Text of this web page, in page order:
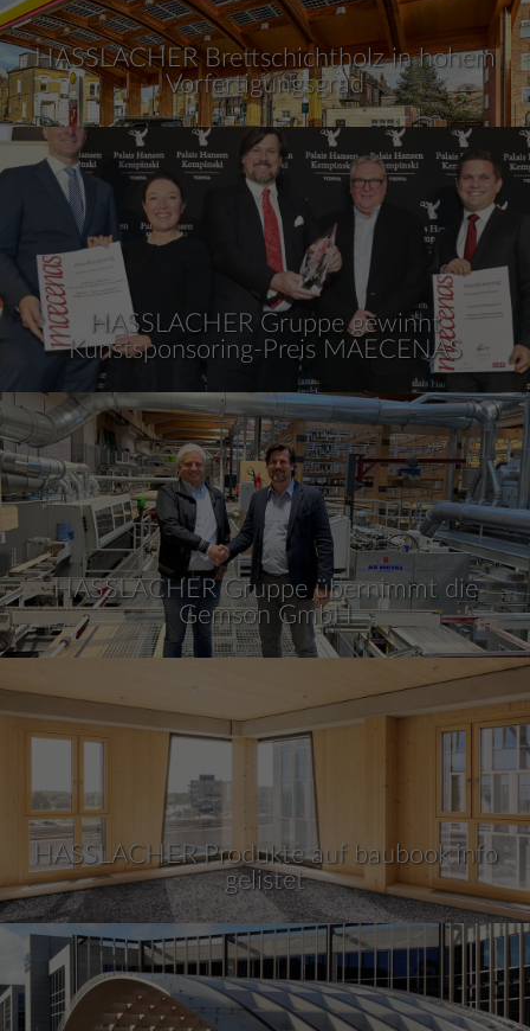
HASSLACHER Brettschichtholz in hohem
Vorfertigungsgrad
HASSLACHER Gruppe gewinnt
Kunstsponsoring-Preis MAECENAS
HASSLACHER Gruppe übernimmt die
Gemson GmbH
HASSLACHER Produkte auf baubook.info
gelistet